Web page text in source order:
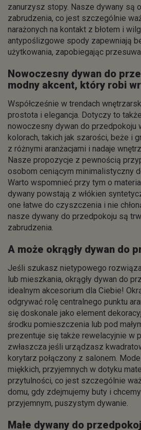
zanurzysz stopy. Nasze dywany są
zabrudzenia, co jest szczególnie
narażonych na kontakt z błotem i
antypoślizgowe spody zapewniają
użytkowania, zapobiegając
Nowoczesny dywan do
modny akcent, który robi
Współcześnie w trendach
prostota i elegancja. Dotyczy to
nowoczesny dywan do przedpokoju
kolorach, takich jak szarości, beże i
z różnymi aranżacjami i nadaje
Nasze propozycje z pewnością
osobom ceniącym minimalistyczny
Warto wspomnieć przy tym o
dywany powstają z włókien
one łatwe do czyszczenia i nie
nasze dywany do przedpokoju są
zabrudzenia.
A może okrągły dywan do
Jeśli szukasz nietypowego
lub mieszkania, okrągły dywan do
idealnym akcesorium dla Ciebie!
odgrywać rolę centralnego punktu
się doskonale jako element
środku pomieszczenia lub pod
prezentuje się także rewelacyjnie w
zwłaszcza jeśli urządzasz
korytarz połączony z salonem.
miękkich, przyjemnych w dotyku
przytulności, co jest szczególnie
domu, gdy zdejmujemy buty i
przyjemnym, puszystym dywanie.
Małe dywany do